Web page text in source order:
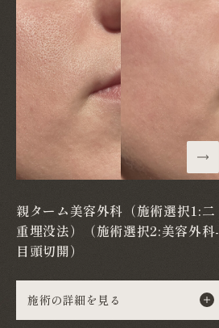
親ターム美容外科（施術選択1:二
重埋没法）（施術選択2:美容外科-
目頭切開）
施術の詳細を見る